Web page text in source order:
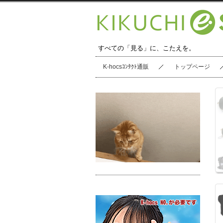
すべての「見る」に、こたえを。
K-hocsｺﾝﾀｸﾄ通販 トップページ